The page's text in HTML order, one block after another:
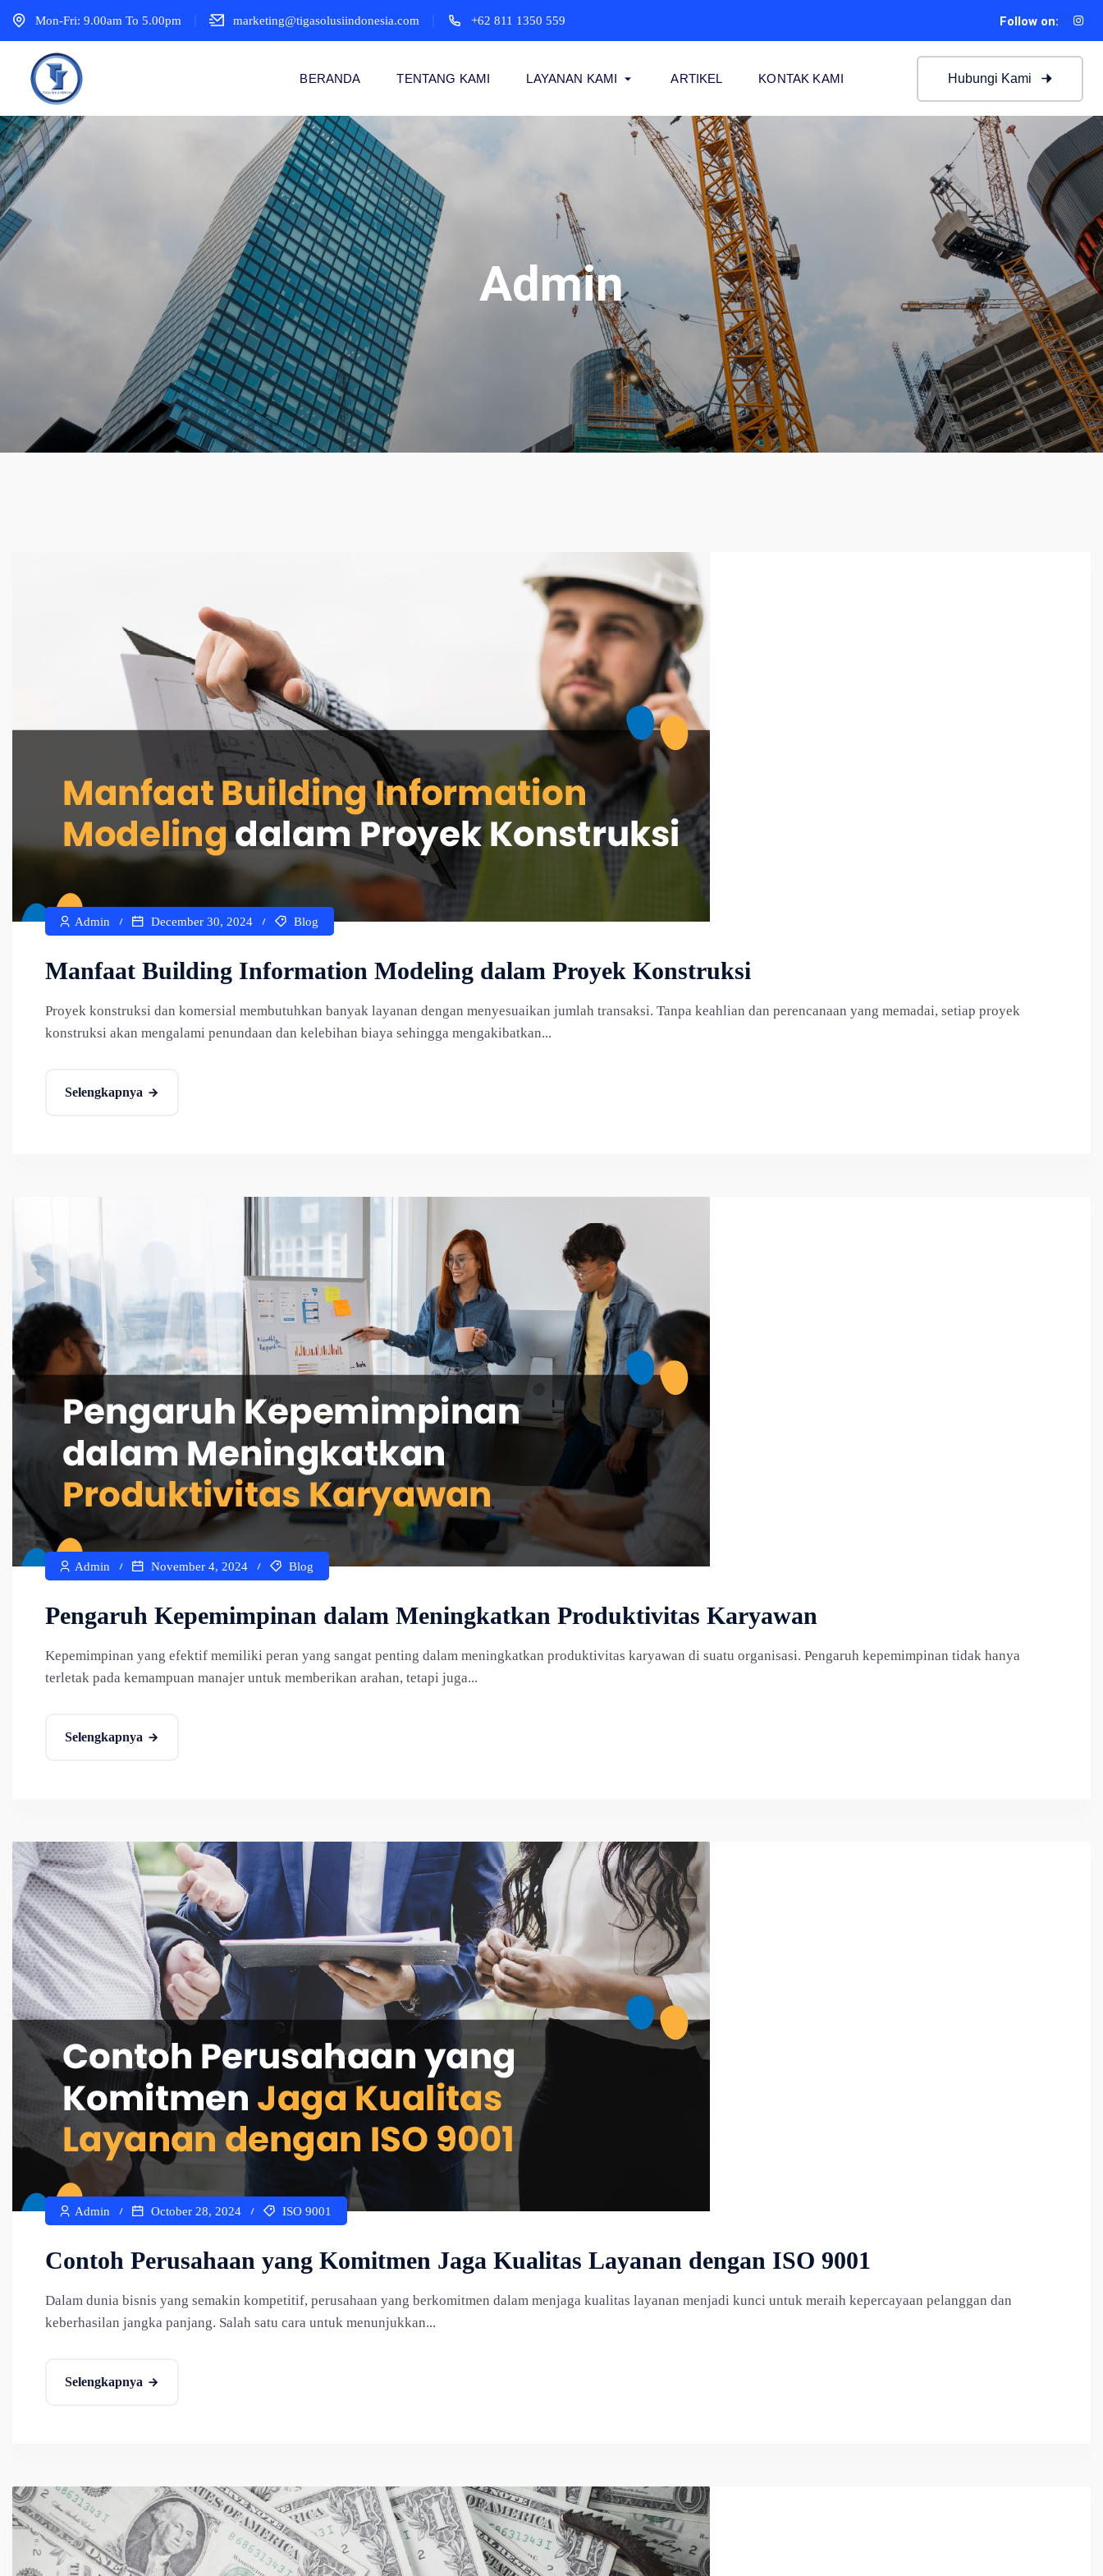
Mon-Fri: 9.00am To 5.00pm marketing@tigasolusiindonesia.com +62 811 1350 559 Follow on:
BERANDA TENTANG KAMI LAYANAN KAMI ARTIKEL KONTAK KAMI Hubungi Kami
Admin
Admin December 30, 2024 Blog
Manfaat Building Information Modeling dalam Proyek Konstruksi
Proyek konstruksi dan komersial membutuhkan banyak layanan dengan menyesuaikan jumlah transaksi. Tanpa keahlian dan perencanaan yang memadai, setiap proyek
konstruksi akan mengalami penundaan dan kelebihan biaya sehingga mengakibatkan...
Selengkapnya
Admin November 4, 2024 Blog
Pengaruh Kepemimpinan dalam Meningkatkan Produktivitas Karyawan
Kepemimpinan yang efektif memiliki peran yang sangat penting dalam meningkatkan produktivitas karyawan di suatu organisasi. Pengaruh kepemimpinan tidak hanya
terletak pada kemampuan manajer untuk memberikan arahan, tetapi juga...
Selengkapnya
Admin October 28, 2024 ISO 9001
Contoh Perusahaan yang Komitmen Jaga Kualitas Layanan dengan ISO 9001
Dalam dunia bisnis yang semakin kompetitif, perusahaan yang berkomitmen dalam menjaga kualitas layanan menjadi kunci untuk meraih kepercayaan pelanggan dan
keberhasilan jangka panjang. Salah satu cara untuk menunjukkan...
Selengkapnya